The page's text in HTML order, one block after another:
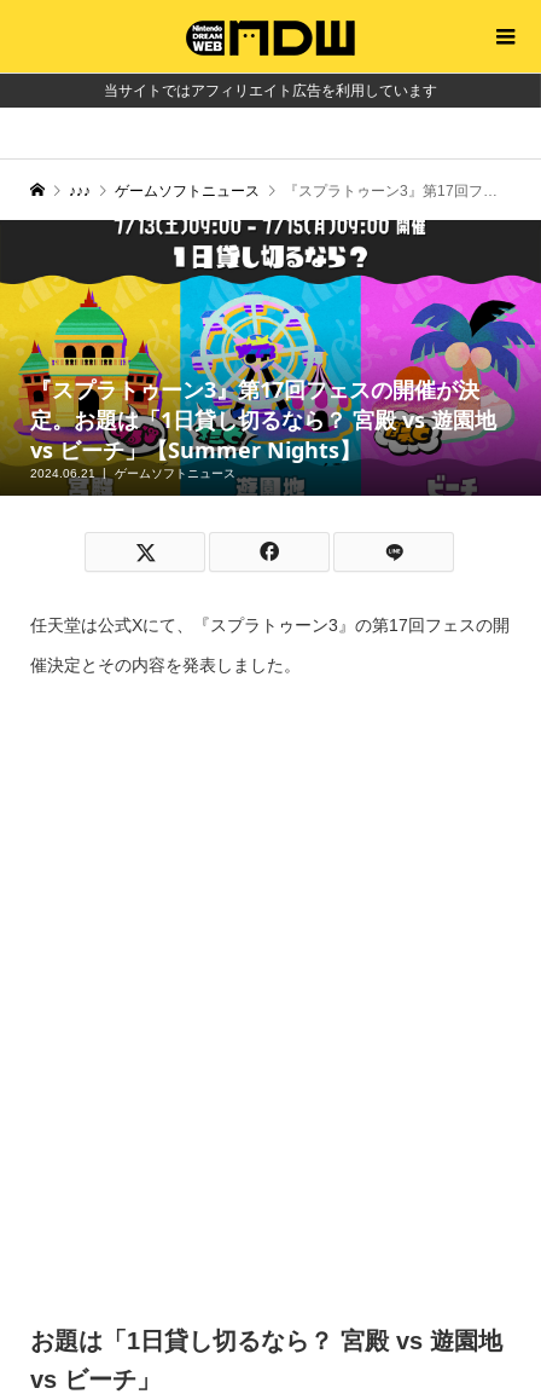
当サイトではアフィリエイト広告を利用しています
♪♪♪ ゲームソフトニュース 『スプラトゥーン3』第17回フェスの開催が決定。お題は「1日貸し切るなら？ 宮殿 vs 遊園地 vs ビーチ」【Summer Nights】
『スプラトゥーン3』第17回フェスの開催が決
定。お題は「1日貸し切るなら？ 宮殿 vs 遊園地
vs ビーチ」【Summer Nights】
2024.06.21 ゲームソフトニュース
任天堂は公式Xにて、『スプラトゥーン3』の第17回フェスの開
催決定とその内容を発表しました。
お題は「1日貸し切るなら？ 宮殿 vs 遊園地
vs ビーチ」